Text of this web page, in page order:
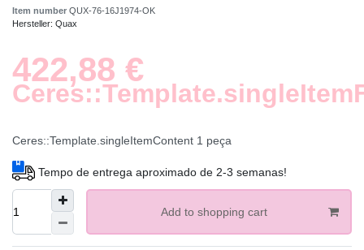
Item number QUX-76-16J1974-OK
Hersteller: Quax
422,88 €
Ceres::Template.singleItemContent 1 peça
Tempo de entrega aproximado de 2-3 semanas!
Add to shopping cart